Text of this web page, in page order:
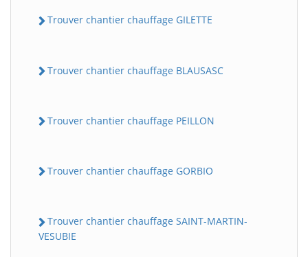
Trouver chantier chauffage GILETTE
Trouver chantier chauffage BLAUSASC
Trouver chantier chauffage PEILLON
Trouver chantier chauffage GORBIO
Trouver chantier chauffage SAINT-MARTIN-
VESUBIE